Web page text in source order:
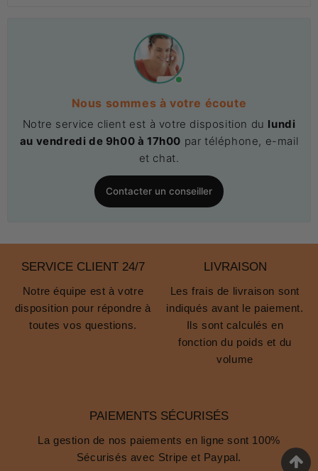
Nous sommes à votre écoute
Notre service client est à votre disposition du lundi
au vendredi de 9h00 à 17h00 par téléphone, e-mail
et chat.
Contacter un conseiller
SERVICE CLIENT 24/7
Notre équipe est à votre
disposition pour répondre à
toutes vos questions.
LIVRAISON
Les frais de livraison sont
indiqués avant le paiement.
Ils sont calculés en
fonction du poids et du
volume
PAIEMENTS SÉCURISÉS
La gestion de nos paiements en ligne sont 100%
Sécurisés avec Stripe et Paypal.